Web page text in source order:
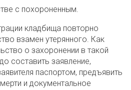
с похороненным.
кладбища повторно
взамен утерянного. Как
о захоронении в такой
составить заявление,
паспортом, предъявить
и документальное